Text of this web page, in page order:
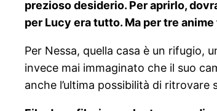
prezioso desiderio. Per aprirlo,
per Lucy era tutto. Ma per tre
Per Nessa, quella casa è un rifugio,
invece mai immaginato che il suo
anche l’ultima possibilità di ritrovare